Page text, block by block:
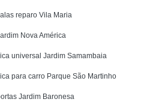
reparo Vila Maria
Nova América
universal Jardim Samambaia
para carro Parque São Martinho
Jardim Baronesa